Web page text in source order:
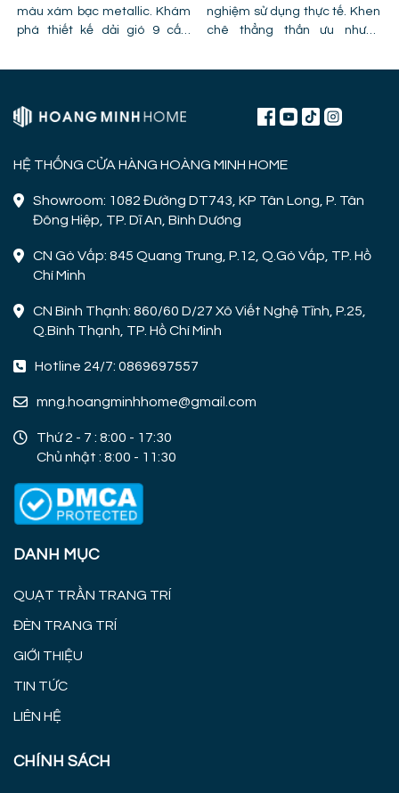
màu xám bạc metallic. Khám
phá thiết kế dải gió 9 cấp,
lỗi lắp đặt khiến quạt bị giảm
nghiệm sử dụng thực tế. Khen
chê thẳng thắn ưu nhược
quạt mất gió và hình ảnh thực
HỆ THỐNG CỬA HÀNG HOÀNG MINH HOME
Showroom: 1082 Đường DT743, KP Tân Long, P. Tân
Đông Hiệp, TP. Dĩ An, Bình Dương
CN Gò Vấp: 845 Quang Trung, P.12, Q.Gò Vấp, TP. Hồ
Chí Minh
CN Bình Thạnh: 860/60 D/27 Xô Viết Nghệ Tĩnh, P.25,
Q.Bình Thạnh, TP. Hồ Chí Minh
Hotline 24/7: 0869697557
mng.hoangminhhome@gmail.com
Thứ 2 - 7 : 8:00 - 17:30
Chủ nhật : 8:00 - 11:30
DANH MỤC
QUẠT TRẦN TRANG TRÍ
ĐÈN TRANG TRÍ
GIỚI THIỆU
TIN TỨC
LIÊN HỆ
CHÍNH SÁCH